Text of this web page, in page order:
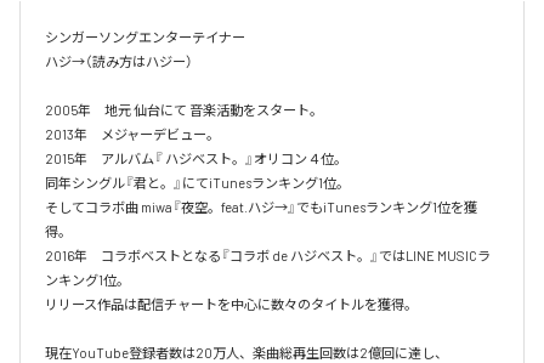
シンガーソングエンターテイナー
ハジ→（読み方はハジー）
2005年　地元 仙台にて 音楽活動をスタート。
2013年　メジャーデビュー。
2015年　アルバム『 ハジベスト。』オリコン４位。
同年シングル『君と。』にてiTunesランキング1位。
そしてコラボ曲 miwa『夜空。feat.ハジ→』でもiTunesランキング1位を獲
得。
2016年　コラボベストとなる『コラボ de ハジベスト。』ではLINE MUSICラ
ンキング1位。
リリース作品は配信チャートを中心に数々のタイトルを獲得。
現在YouTube登録者数は20万人、楽曲総再生回数は2億回に達し、